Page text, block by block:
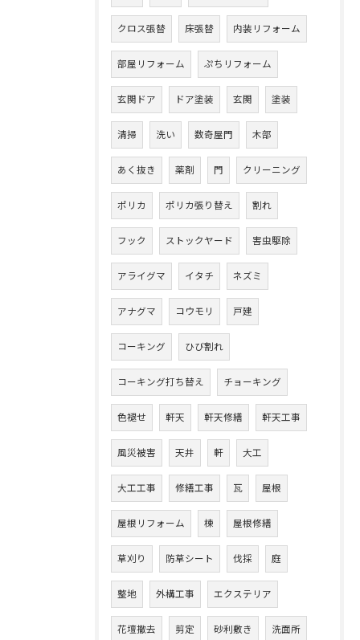
クロス張替 床張替 内装リフォーム
部屋リフォーム ぷちリフォーム
玄関ドア ドア塗装 玄関 塗装
清掃 洗い 数奇屋門 木部
あく抜き 薬剤 門 クリーニング
ポリカ ポリカ張り替え 割れ
フック ストックヤード 害虫駆除
アライグマ イタチ ネズミ
アナグマ コウモリ 戸建
コーキング ひび割れ
コーキング打ち替え チョーキング
色褪せ 軒天 軒天修繕 軒天工事
風災被害 天井 軒 大工
大工工事 修繕工事 瓦 屋根
屋根リフォーム 棟 屋根修繕
草刈り 防草シート 伐採 庭
整地 外構工事 エクステリア
花壇撤去 剪定 砂利敷き 洗面所